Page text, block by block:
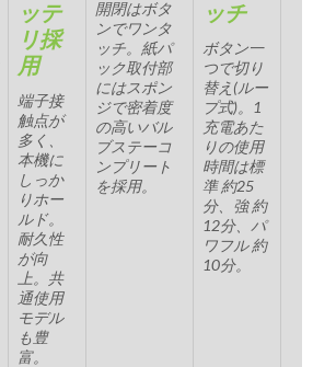
ッテ
リ採
用
端子接
触点が
多く、
本機に
しっか
りホー
ルド。
耐久性
が向
上。共
通使用
モデル
も豊
富。
開閉はボタ
ンでワンタ
ッチ。紙パ
ック取付部
にはスポン
ジで密着度
の高いバル
ブステーコ
ンプリート
を採用。
ッチ
ボタン一
つで切り
替え(ルー
プ式)。1
充電あた
りの使用
時間は標
準 約25
分、強 約
12分、パ
ワフル 約
10分。